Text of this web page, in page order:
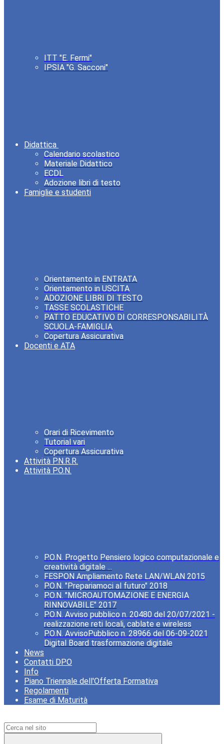
ITT "E. Fermi"
IPSIA "G. Sacconi"
Didattica
Calendario scolastico
Materiale Didattico
ECDL
Adozione libri di testo
Famiglie e studenti
Orientamento in ENTRATA
Orientamento in USCITA
ADOZIONE LIBRI DI TESTO
TASSE SCOLASTICHE
PATTO EDUCATIVO DI CORRESPONSABILITÀ
SCUOLA-FAMIGLIA
Copertura Assicurativa
Docenti e ATA
Orari di Ricevimento
Tutorial vari
Copertura Assicurativa
Attività P.N.R.R.
Attività P.O.N.
P.O.N. Progetto Pensiero logico computazionale e
creatività digitale ...
FESPON Ampliamento Rete LAN/WLAN 2015
P.O.N. "Prepariamoci al futuro" 2018
P.O.N. "MICROAUTOMAZIONE E ENERGIA
RINNOVABILE" 2017
P.O.N. Avviso pubblico n. 20480 del 20/07/2021 -
realizzazione reti locali, cablate e wireless
P.O.N. AvvisoPubblico n. 28966 del 06-09-2021
Digital Board trasformazione digitale
News
Contatti DPO
Info
Piano Triennale dell'Offerta Formativa
Regolamenti
Esame di Maturità